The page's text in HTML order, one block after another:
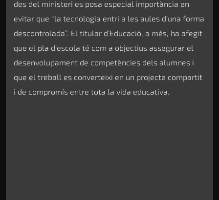
des del ministeri es posa especial importància en
evitar que “la tecnologia entri a les aules d’una forma
descontrolada”. El titular d’Educació, a més, ha afegit
que el pla d’escola té com a objectius assegurar el
desenvolupament de competències dels alumnes i
que el treball es converteixi en un projecte compartit
i de compromís entre tota la vida educativa.